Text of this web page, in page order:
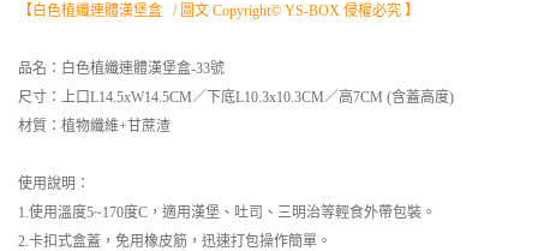
【白色植纖連體漢堡盒 / 圖文 Copyright© YS-BOX 侵權必究 】
品名：白色植纖連體漢堡盒-33號
尺寸：上口L14.5xW14.5CM／下底L10.3x10.3CM／高7CM (含蓋高度)
材質：植物纖維+甘蔗渣
使用說明：
1.使用溫度5~170度C，適用漢堡、吐司、三明治等輕食外帶包裝。
2.卡扣式盒蓋，免用橡皮筋，迅速打包操作簡單。